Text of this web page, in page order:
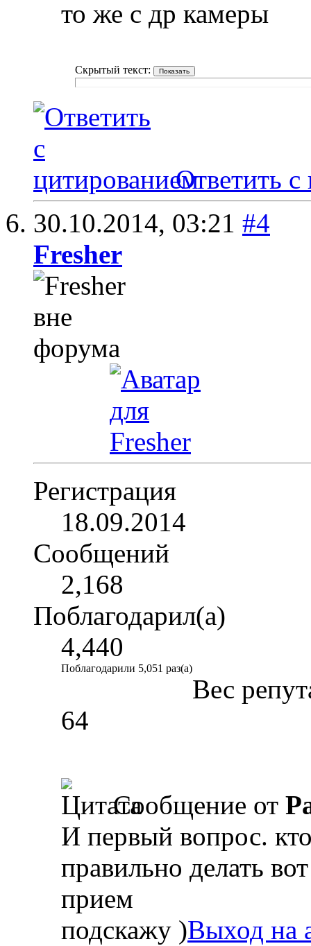
то же с др камеры
Скрытый текст:
Ответить с
30.10.2014, 03:21 #4
Fresher
Регистрация
18.09.2014
Сообщений
2,168
Поблагодарил(а)
4,440
Поблагодарили 5,051 раз(а)
Вес
64
Сообщение от
И первый вопрос.
правильно делать
прием
подскажу )Выход на